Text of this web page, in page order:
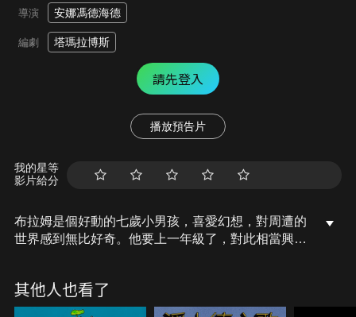
導演 安娜馮德海德
編劇 塔瑪拉博斯
請先登入
播放預告片
我的星等
影片給分
布拉姆是個好動的七歲小男孩，喜愛幻想，對周遭的
世界感到無比好奇。他要上一年級了，對此相當興奮
力，還想盡辦法要求布拉姆凡事按照「正確」的方式
來做。布拉姆的爸媽很困擾，擔心兒子要怎樣才能適
其他人也看了